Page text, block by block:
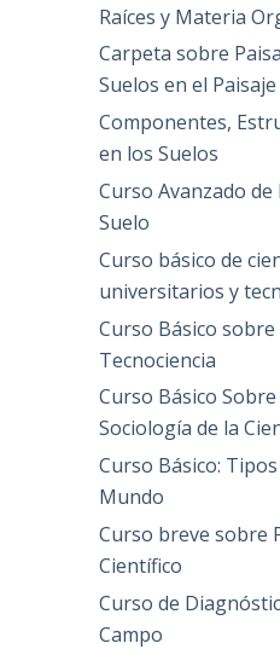
Raíces y Materia
Carpeta sobre
Suelos en el Paisaje
Componentes,
en los Suelos
Curso Avanzado
Suelo
Curso básico de
universitarios y
Curso Básico
Tecnociencia
Curso Básico
Sociología de la
Curso Básico:
Mundo
Curso breve sobre
Científico
Curso de
Campo